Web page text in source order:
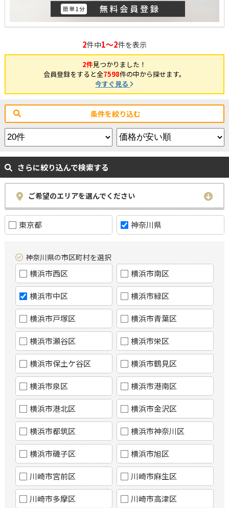
2件中1～2件を表示
2件見つかりました！
会員登録をすると全7598件の中から探せます。
今すぐ見る
条件を絞り込む
さらに絞り込んで検索する
ご希望のエリアを選んでください
東京都 神奈川県
神奈川県の市区町村を選択
横浜市西区 横浜市南区
横浜市中区 横浜市緑区
横浜市戸塚区 横浜市青葉区
横浜市瀬谷区 横浜市栄区
横浜市保土ケ谷区 横浜市鶴見区
横浜市泉区 横浜市港南区
横浜市港北区 横浜市金沢区
横浜市都筑区 横浜市神奈川区
横浜市磯子区 横浜市旭区
川崎市宮前区 川崎市麻生区
川崎市多摩区 川崎市高津区